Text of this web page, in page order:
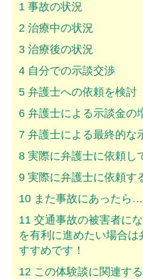
1 事故の状況
2 治療中の状況
3 治療後の状況
4 自分での示談交渉
5 弁護士への依頼を検討
6 弁護士による示談金の
7 弁護士による最終的な
8 実際に弁護士に依頼し
9 実際に弁護士に依頼す
10 また事故にあったら…
11 交通事故の被害者に
を有利に進めたい場合
すすめです！
12 この体験談に関連す
自転車事故の体験談
捻挫の体験談
打撲の体験談
骨折の体験談
後遺障害の体験談
弁護士費用を知る
弁護士を探す
弁護士に相談[無料]